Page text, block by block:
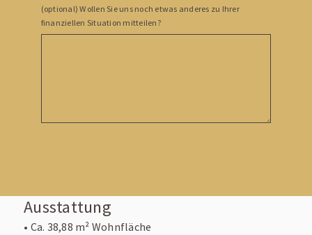
(optional) Wollen Sie uns noch etwas anderes zu Ihrer
finanziellen Situation mitteilen?
Ausstattung
• Ca. 38,88 m² Wohnfläche